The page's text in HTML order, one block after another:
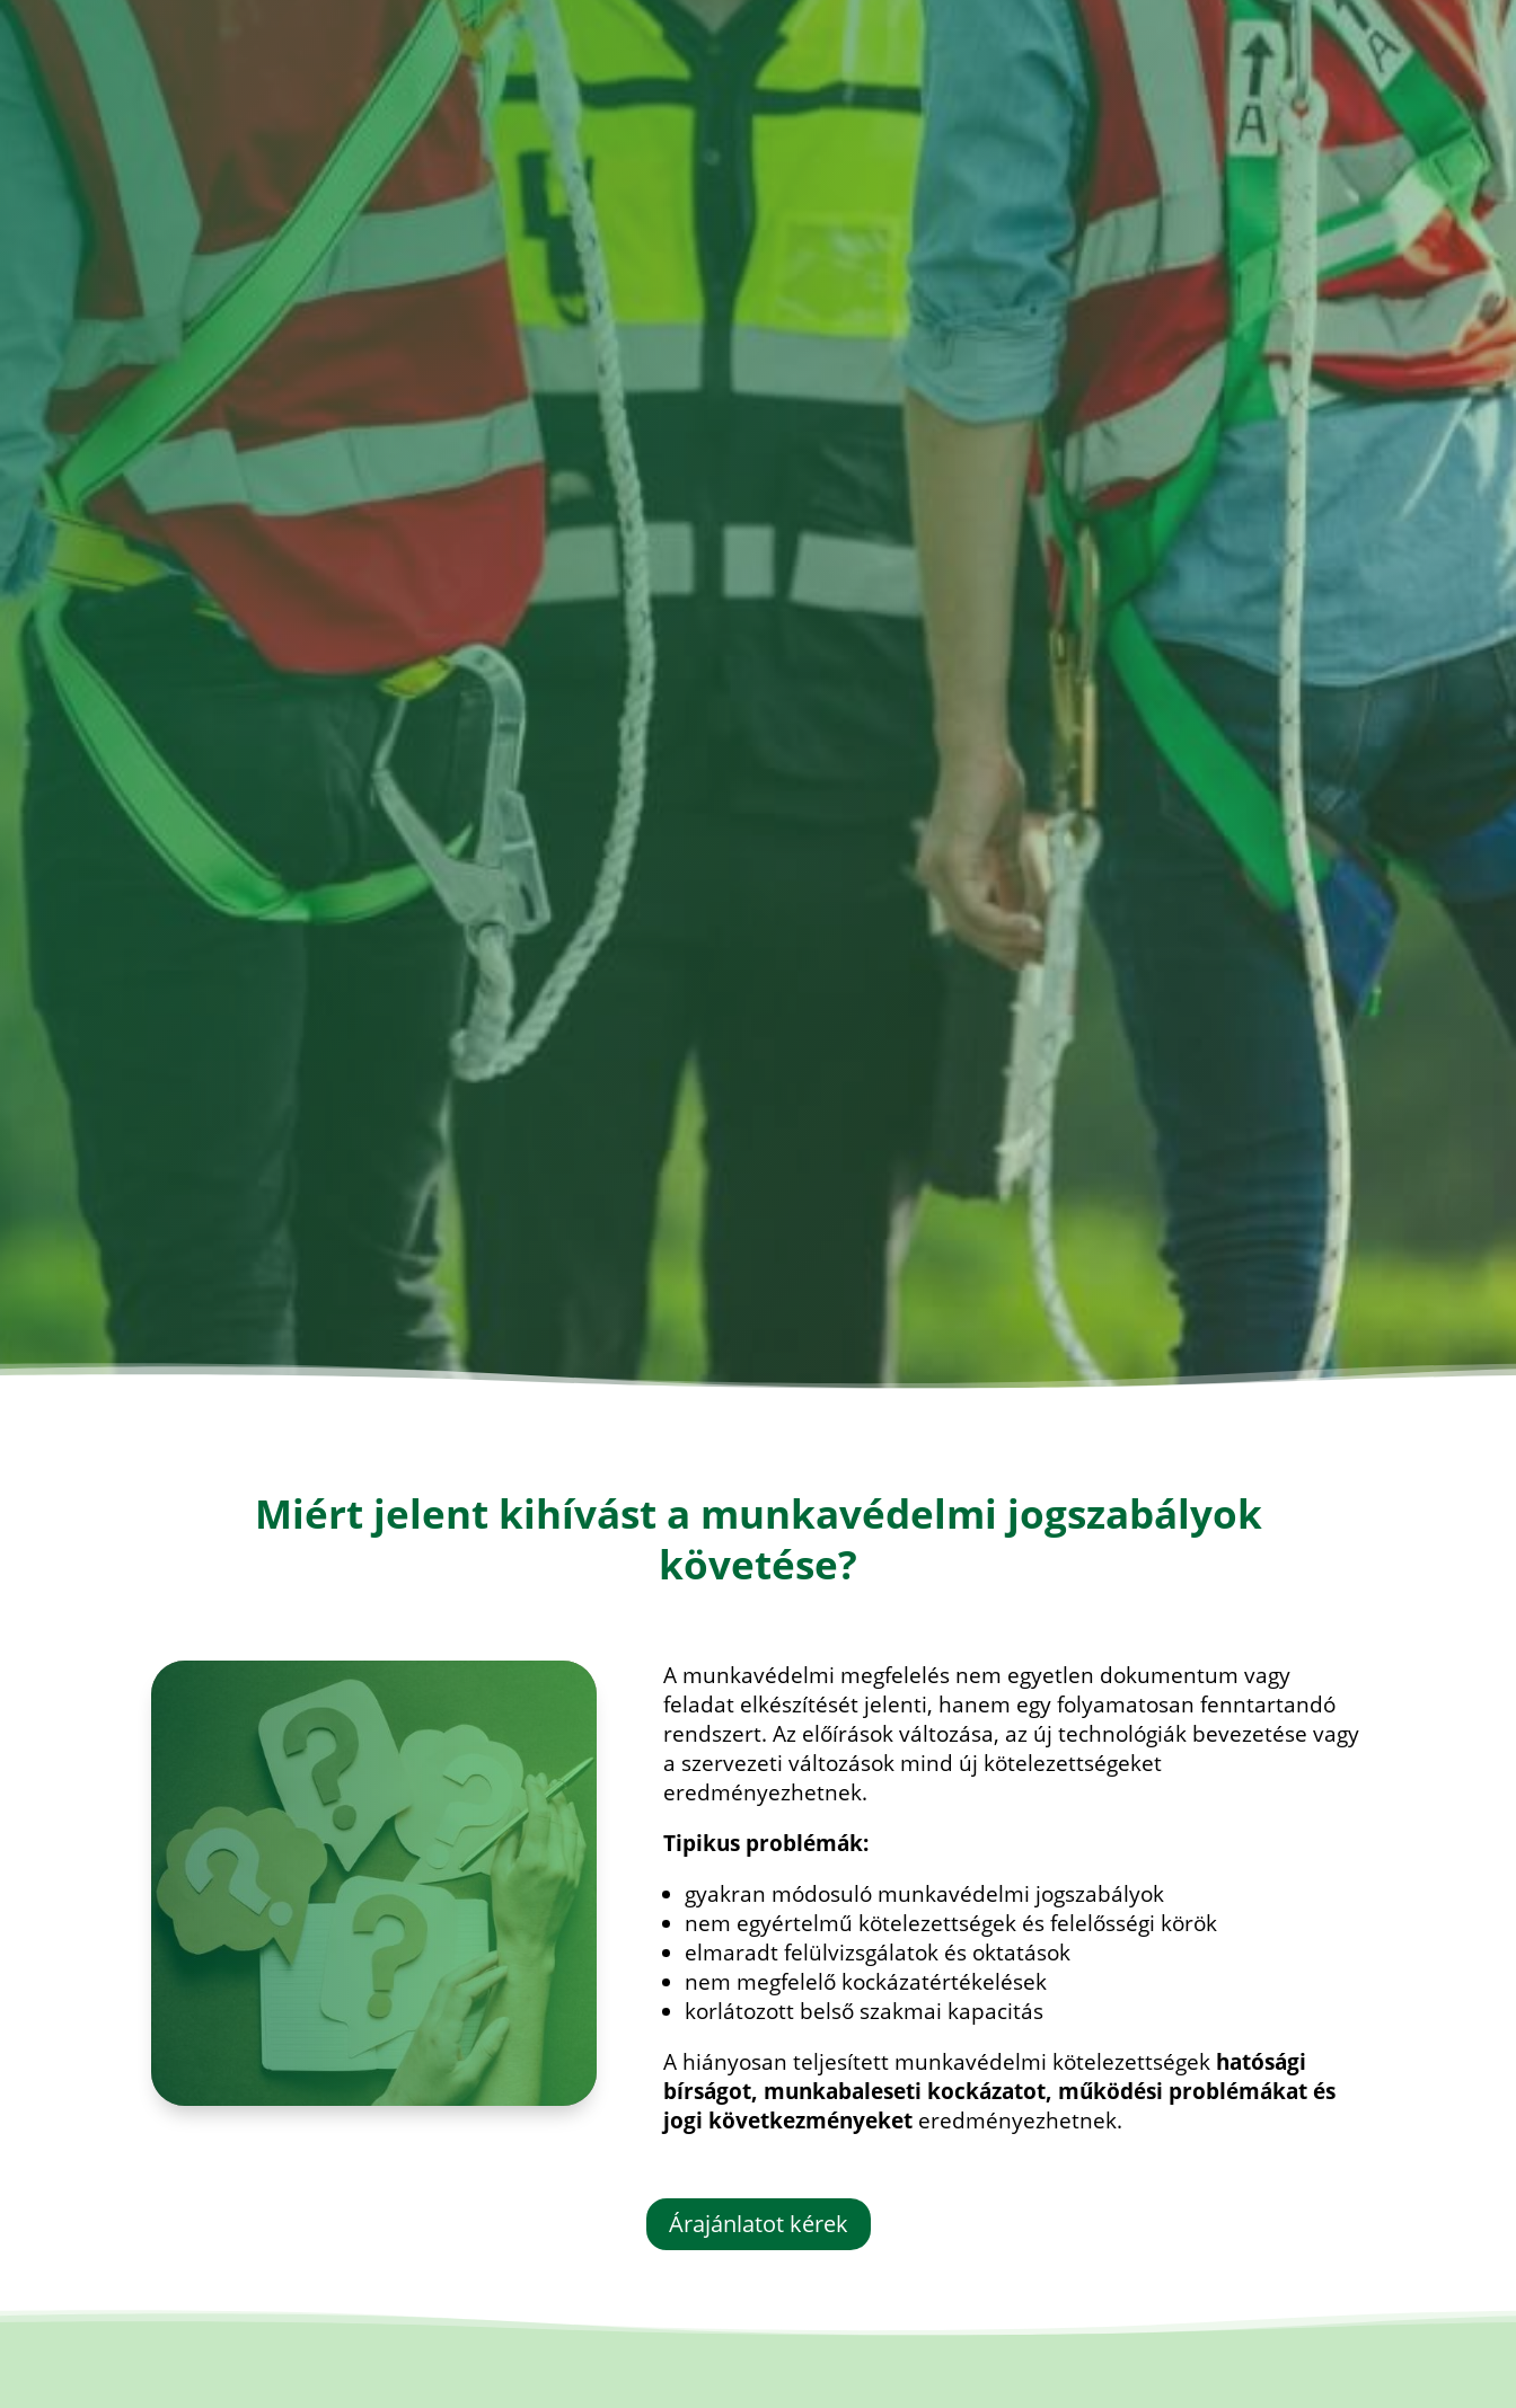
Miért jelent kihívást a munkavédelmi jogszabályok
követése?
A munkavédelmi megfelelés nem egyetlen dokumentum vagy
feladat elkészítését jelenti, hanem egy folyamatosan fenntartandó
rendszert. Az előírások változása, az új technológiák bevezetése vagy
a szervezeti változások mind új kötelezettségeket
eredményezhetnek.
Tipikus problémák:
gyakran módosuló munkavédelmi jogszabályok
nem egyértelmű kötelezettségek és felelősségi körök
elmaradt felülvizsgálatok és oktatások
nem megfelelő kockázatértékelések
korlátozott belső szakmai kapacitás
A hiányosan teljesített munkavédelmi kötelezettségek hatósági
bírságot, munkabaleseti kockázatot, működési problémákat és
jogi következményeket eredményezhetnek.
Árajánlatot kérek